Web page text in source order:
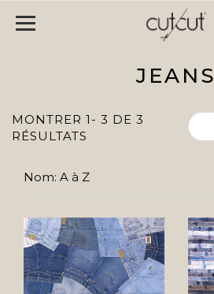
JEANS
MONTRER 1- 3 DE 3
RÉSULTATS